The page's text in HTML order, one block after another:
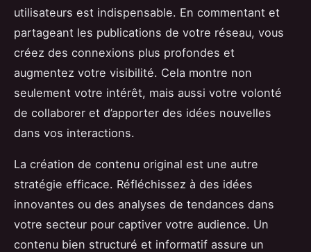
utilisateurs est indispensable. En commentant et
partageant les publications de votre réseau, vous
créez des connexions plus profondes et
augmentez votre visibilité. Cela montre non
seulement votre intérêt, mais aussi votre volonté
de collaborer et d’apporter des idées nouvelles
dans vos interactions.
La création de contenu original est une autre
stratégie efficace. Réfléchissez à des idées
innovantes ou des analyses de tendances dans
votre secteur pour captiver votre audience. Un
contenu bien structuré et informatif assure un